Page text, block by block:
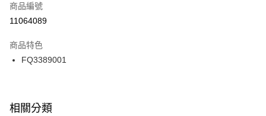
【「AFTEE先享後付」結帳流程】
１．於結帳方式選擇「AFTEE先享後付」後，將跳轉至「AFTEE先享後付」
２．訂單成立數日內，您將收到繳費通知簡訊。
３．收到繳費通知簡訊後14天內，點擊此簡訊中的連結，可透過四大超商／
ATM／網路銀行／等多元方式進行付款，方視為交易完成。
※ 交易是否成功請以「AFTEE先享後付 」之結帳頁面顯示為準，若有關於
宅配
每筆NT$100，滿NT$1,500(含以上)免運費
付款後門市自取
每筆NT$100，滿NT$1,500(含以上)免運費
商品編號
11064089
商品特色
FQ3389001
相關分類